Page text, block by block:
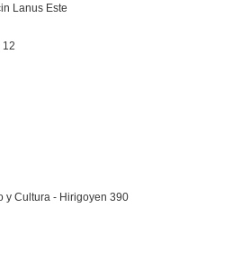
Lanus Este
12
y Cultura - Hirigoyen 390